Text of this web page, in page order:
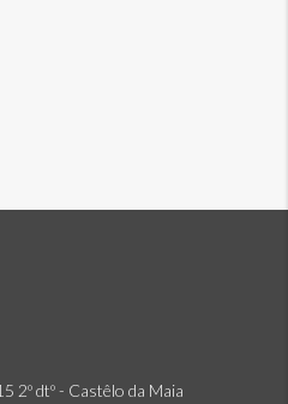
2º dtº - Castêlo da Maia